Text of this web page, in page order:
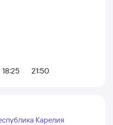
18:25 21:50
Карелия